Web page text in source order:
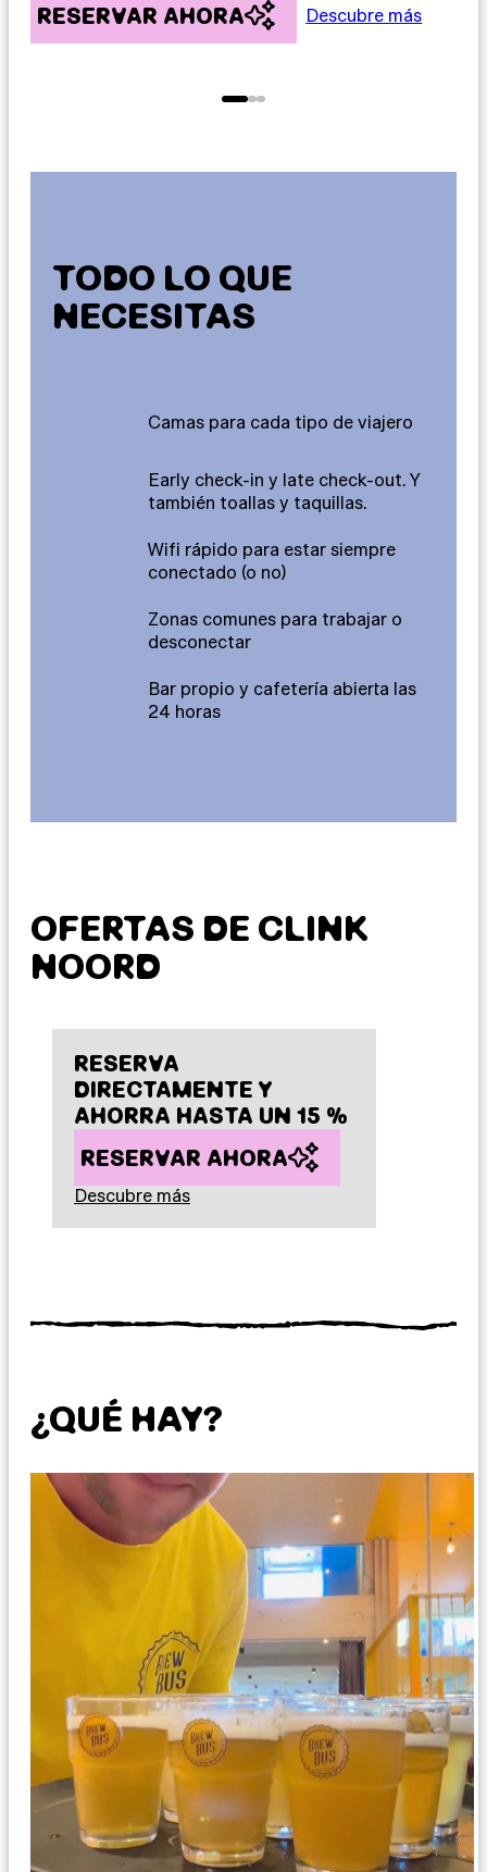
RESERVAR AHORA Descubre más
TODO LO QUE
NECESITAS
Camas para cada tipo de viajero
Early check-in y late check-out. Y
también toallas y taquillas.
Wifi rápido para estar siempre
conectado (o no)
Zonas comunes para trabajar o
desconectar
Bar propio y cafetería abierta las
24 horas
OFERTAS DE CLINK
NOORD
RESERVA
DIRECTAMENTE Y
AHORRA HASTA UN 15 %
RESERVAR AHORA
Descubre más
¿QUÉ HAY?